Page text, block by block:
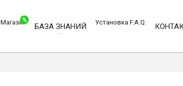
Магазин
%
БАЗА ЗНАНИЙ Установка F.A.Q.